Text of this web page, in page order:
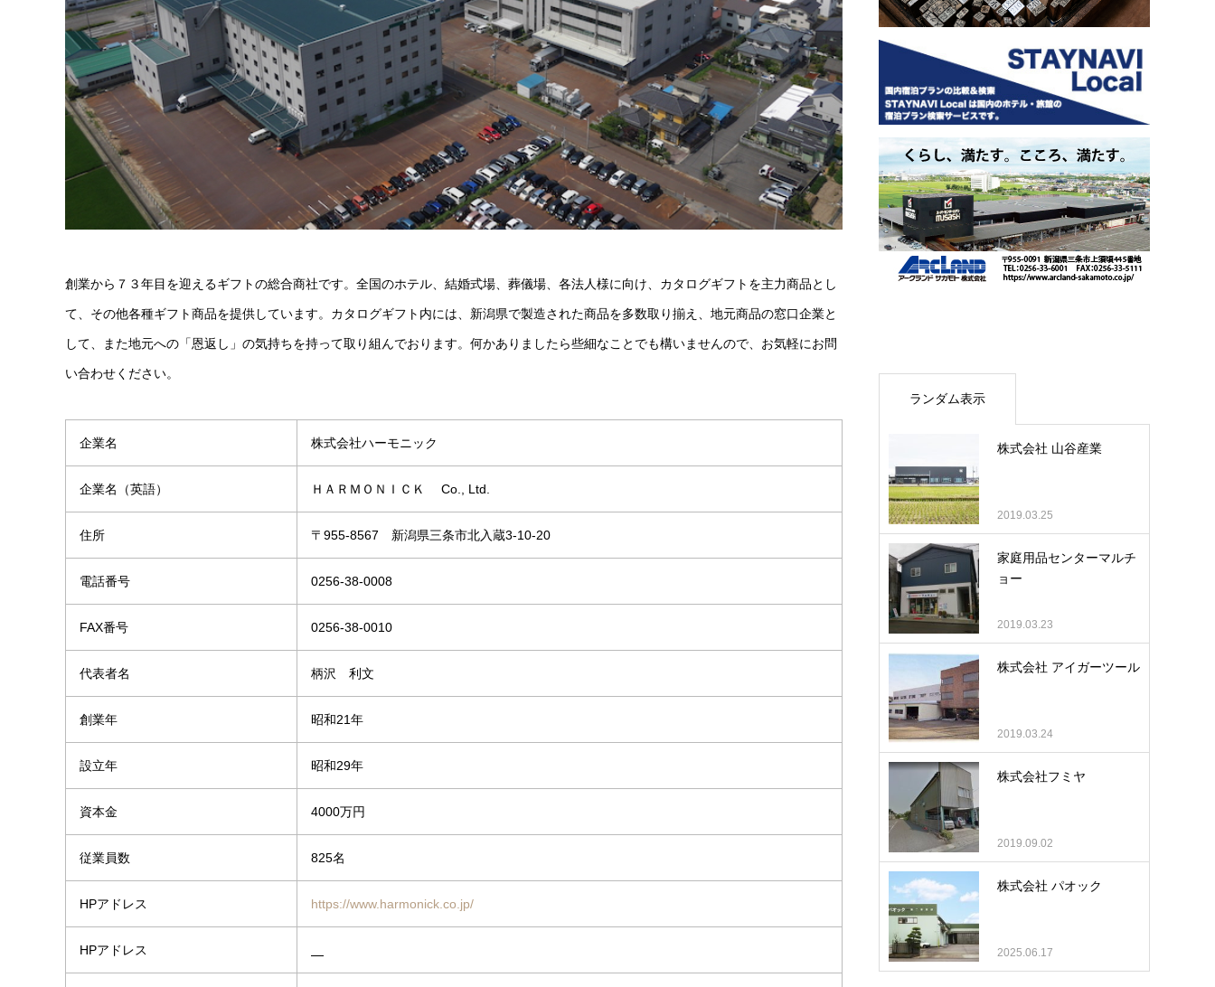
創業から７３年目を迎えるギフトの総合商社です。全国のホテル、結婚式場、葬儀場、各法人様に向け、カタログギフトを主力商品とし
て、その他各種ギフト商品を提供しています。カタログギフト内には、新潟県で製造された商品を多数取り揃え、地元商品の窓口企業と
して、また地元への「恩返し」の気持ちを持って取り組んでおります。何かありましたら些細なことでも構いませんので、お気軽にお問
い合わせください。
企業名 株式会社ハーモニック
企業名（英語） ＨＡＲＭＯＮＩＣＫ Co., Ltd.
住所 〒955-8567 新潟県三条市北入蔵3-10-20
電話番号 0256-38-0008
FAX番号 0256-38-0010
代表者名 柄沢 利文
創業年 昭和21年
設立年 昭和29年
資本金 4000万円
従業員数 825名
HPアドレス https://www.harmonick.co.jp/
HPアドレス
ランダム表示
株式会社 山谷産業
2019.03.25
家庭用品センターマルチ
ョー
2019.03.23
株式会社 アイガーツール
2019.03.24
株式会社フミヤ
2019.09.02
株式会社 パオック
2025.06.17